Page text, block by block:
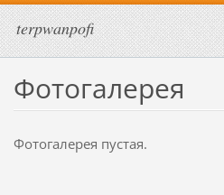
terpwanpofi
Фотогалерея
Фотогалерея пустая.